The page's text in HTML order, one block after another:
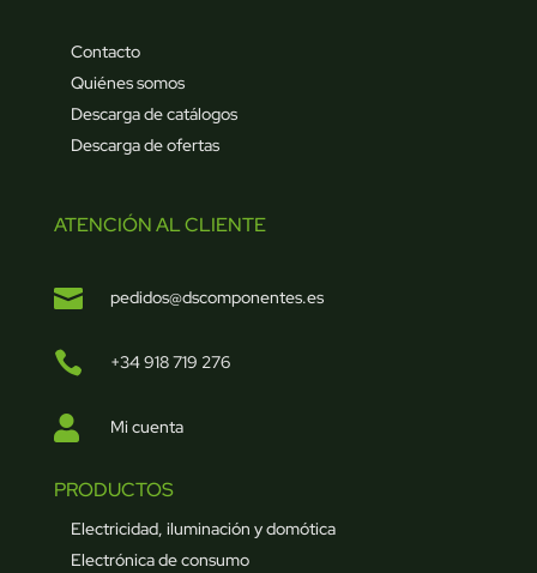
Contacto
Quiénes somos
Descarga de catálogos
Descarga de ofertas
ATENCIÓN AL CLIENTE
 pedidos@dscomponentes.es
 +34 918 719 276
 Mi cuenta
PRODUCTOS
Electricidad, iluminación y domótica
Electrónica de consumo